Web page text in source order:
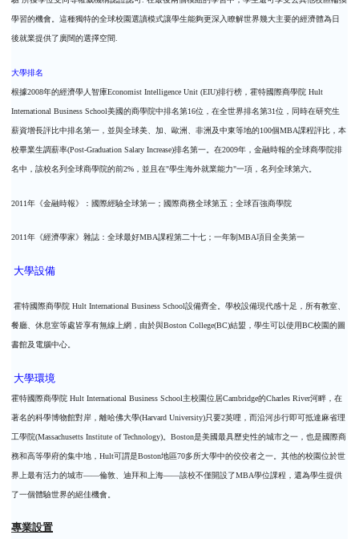
學習的機會。這種獨特的全球校園選讀模式讓學生能夠更深入瞭解世界幾大主要的經濟體為日
後就業提供了廣闊的選擇空間
大學排名
根據2008年的經濟學人智庫Economist Intelligence Unit (EIU)排行榜，霍特國際商學院 Hult
International Business School美國的商學院中排名第16位，在全世界排名第31位，同時在研究生
薪資增長評比中排名第一，並與全球美、加、歐洲、非洲及中東等地的100個MBA課程評比，本
校畢業生調薪率(Post-Graduation Salary Increase)排名第一。在2009年，金融時報的全球商學院排
名中，該校名列全球商學院的前2% ，並且在"學生海外就業能力"一項，名列全球第六。
2011年《金融時報》：國際經驗全球第一；國際商務全球第五；全球百強商學院
2011年《經濟學家》雜誌：全球最好MBA課程第二十七；一年制MBA項目全美第一
大學設備
霍特國際商學院 Hult International Business School設備齊全。學校設備現代感十足，所有教室、
餐廳、休息室等處皆享有無線上網，由於與Boston College(BC)結盟，學生可以使用BC校園的圖
書館及電腦中心。
大學環境
霍特國際商學院 Hult International Business School主校園位居Cambridge的Charles River河畔，在
著名的科學博物館對岸，離哈佛大學(Harvard University)只要2英哩，而沿河步行即可抵達麻省理
工學院(Massachusetts Institute of Technology) 。Boston是美國最具歷史性的城市之一，也是國際商
務和高等學府的集中地，Hult可謂是Boston地區70多所大學中的佼佼者之一。其他的校園位於世
界上最有活力的城市——倫敦、迪拜和上海——該校不僅開設了MBA學位課程，還為學生提供
了一個體驗世界的絕佳機會。
專業設置